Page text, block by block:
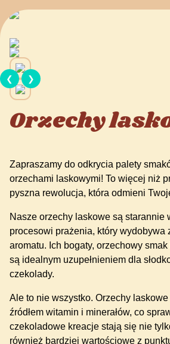
❮ ❯
Orzechy
Zapraszamy do odkrycia palety
orzechami laskowymi! To więcej niż
pyszna rewolucja, która odmieni
Nasze orzechy laskowe są starannie
procesowi prażenia, który wydobywa
aromatu. Ich bogaty, orzechowy
są idealnym uzupełnieniem dla
czekolady.
Ale to nie wszystko. Orzechy
źródłem witamin i minerałów, co
czekoladowe kreacje stają się nie
również bardziej wartościowe z